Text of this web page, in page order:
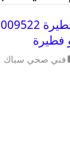
فطيرة
فني صحي سباك